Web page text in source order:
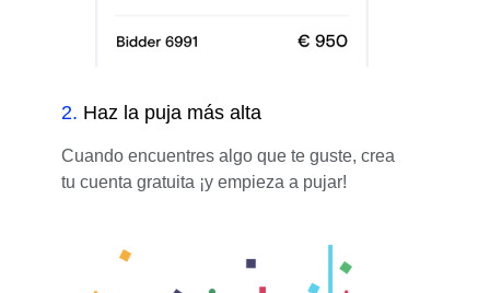
2. Haz la puja más alta
Cuando encuentres algo que te guste, crea
tu cuenta gratuita ¡y empieza a pujar!